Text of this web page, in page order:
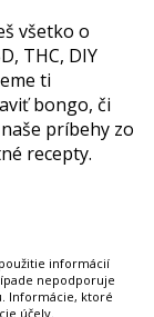
všetko o
THC, DIY
ti
bongo, či
príbehy zo
recepty.
informácií
nepodporuje
Informácie, ktoré
účely.